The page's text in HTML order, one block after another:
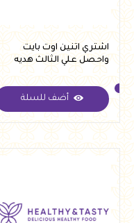
اشتري اتنين اوت بايت
واحصل علي الثالث هديه
أضف للسلة